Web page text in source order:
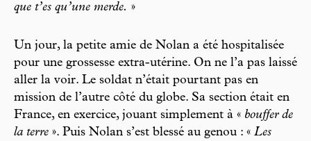
que t’es qu’une merde. »
Un jour, la petite amie de Nolan a été hospitalisée
pour une grossesse extra-utérine. On ne l’a pas laissé
aller la voir. Le soldat n’était pourtant pas en
mission de l’autre côté du globe. Sa section était en
France, en exercice, jouant simplement à « bouffer de
la terre ». Puis Nolan s’est blessé au genou : « Les